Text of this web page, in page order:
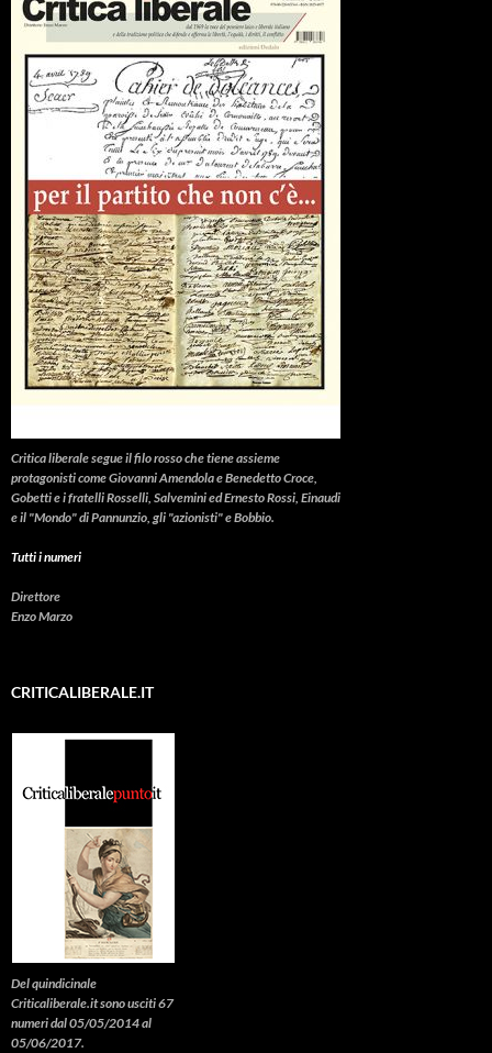
Critica liberalesegue il filo rosso che tiene assieme
protagonisti come Giovanni Amendola e Benedetto Croce,
Gobetti e i fratelli Rosselli, Salvemini ed Ernesto Rossi, Einaudi
e il "Mondo" di Pannunzio, gli "azionisti" e Bobbio.
Tutti i numeri
Direttore
Enzo Marzo
CRITICALIBERALE.IT
Del quindicinale
Criticaliberale.it sono usciti 67
numeri dal 05/05/2014 al
05/06/2017.